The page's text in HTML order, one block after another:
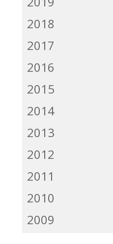
2018
2017
2016
2015
2014
2013
2012
2011
2010
2009